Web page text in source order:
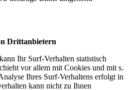
Drittanbietern
Ihr Surf-Verhalten statistisch
vor allem mit Cookies und mit s.
Ihres Surf-Verhaltens erfolgt in
kann nicht zu Ihnen